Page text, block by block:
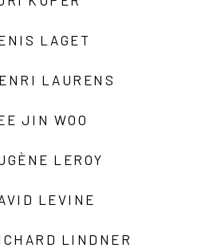
LAGET
LAURENS
JIN WOO
LEROY
LEVINE
LINDNER